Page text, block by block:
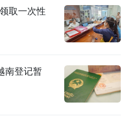
取一次性
南登记暂